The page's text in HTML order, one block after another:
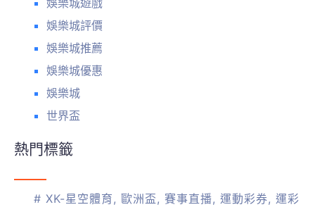
娛樂城評價
娛樂城推薦
娛樂城優惠
娛樂城
世界盃
熱門標籤
# XK-星空體育, 歐洲盃, 賽事直播, 運動彩券, 運彩